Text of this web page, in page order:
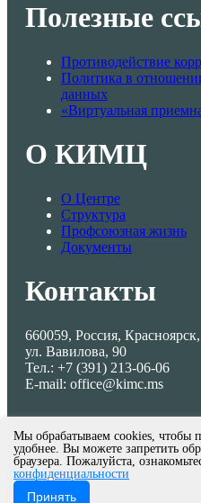
Полезные
Противодействие
Политика в
данных
«Виртуальная
О КИМЦ
О Центре
Структура
Профсоюзная жизнь
Документы
Контакты
660059, Россия, Красноярск,
ул. Вавилова, 90
Тел.: +7 (391) 213-06-06
E-mail: office@kimc.ms
© МКУ КИМЦ 2013-2026
Мы обрабатываем cookies, чтобы
удобнее. Вы можете запретить
браузера. Пожалуйста,
конфиденциальности
Принять